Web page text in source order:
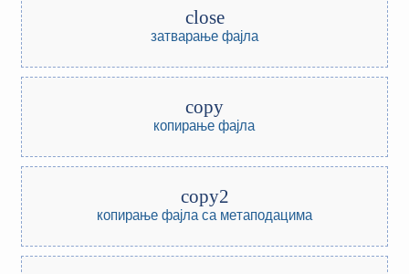
close
затварање фајла
copy
копирање фајла
copy2
копирање фајла са метаподацима